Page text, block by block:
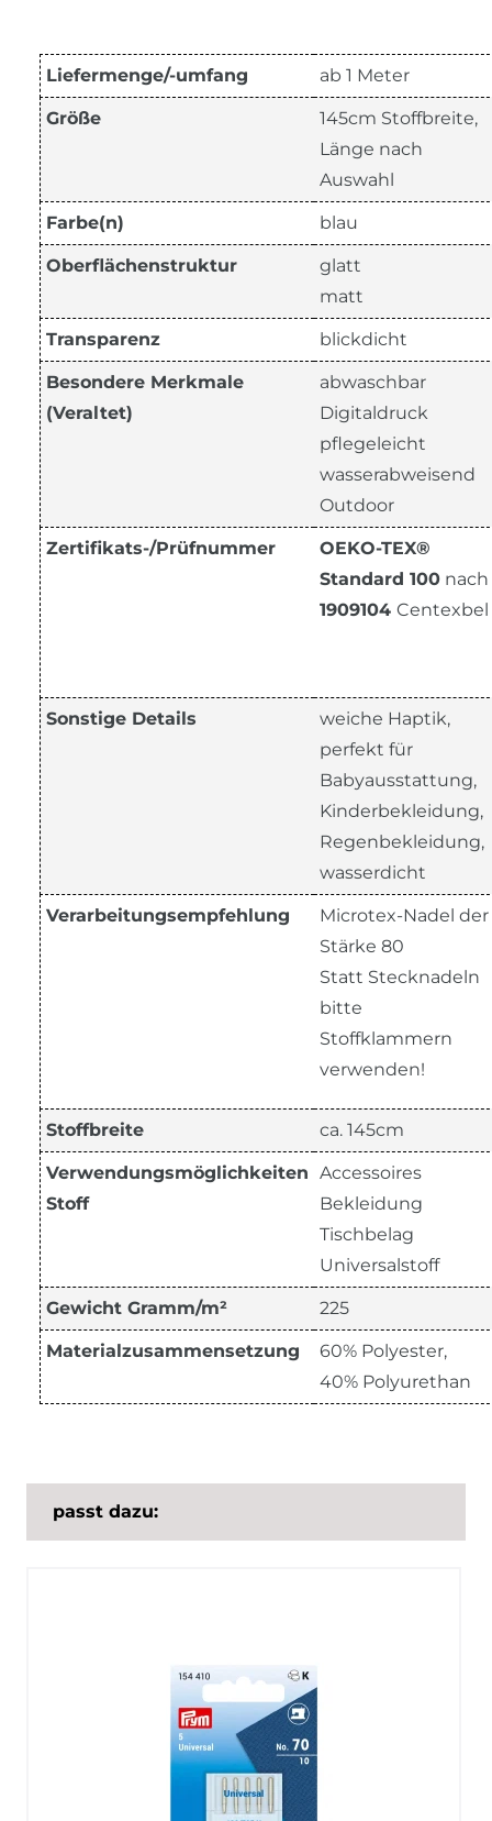
Liefermenge/-umfang ab 1 Meter
Größe
145cm Stoffbreite,
Länge nach
Auswahl
Farbe(n) blau
Oberflächenstruktur
glatt
matt
Transparenz blickdicht
Besondere Merkmale
(Veraltet)
abwaschbar
Digitaldruck
pflegeleicht
wasserabweisend
Outdoor
Zertifikats-/Prüfnummer
OEKO-TEX®
Standard 100 nach
1909104 Centexbel
Sonstige Details
weiche Haptik,
perfekt für
Babyausstattung,
Kinderbekleidung,
Regenbekleidung,
wasserdicht
Verarbeitungsempfehlung
Microtex-Nadel der
Stärke 80
Statt Stecknadeln
bitte
Stoffklammern
verwenden!
Stoffbreite ca. 145cm
Verwendungsmöglichkeiten
Stoff
Accessoires
Bekleidung
Tischbelag
Universalstoff
Gewicht Gramm/m² 225
Materialzusammensetzung
60% Polyester,
40% Polyurethan
passt dazu: